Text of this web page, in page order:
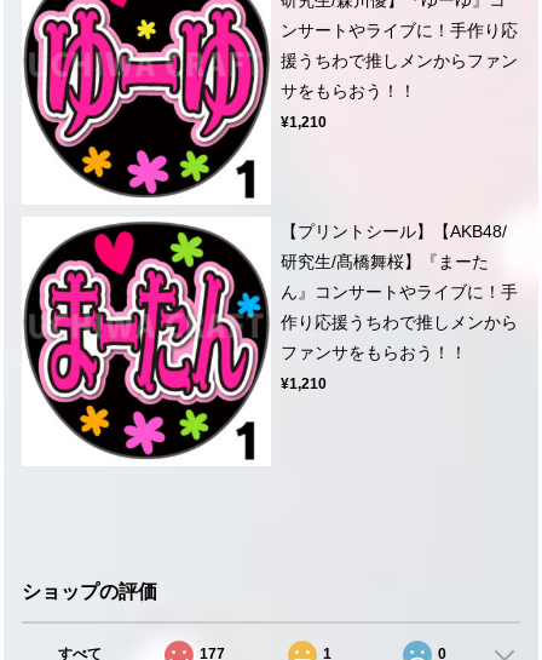
ンサートやライブに！手作り応
援うちわで推しメンからファン
サをもらおう！！
¥1,210
【プリントシール】【AKB48/
研究生/髙橋舞桜】『まーた
ん』コンサートやライブに！手
作り応援うちわで推しメンから
ファンサをもらおう！！
¥1,210
ショップの評価
すべて 177 1 0